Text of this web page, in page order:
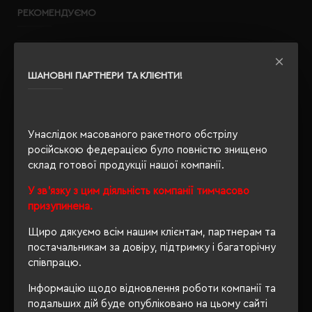
ШАНОВНІ ПАРТНЕРИ ТА КЛІЄНТИ!
Унаслідок масованого ракетного обстрілу
російською федерацією було повністю знищено
склад готової продукції нашої компанії.
У зв'язку з цим діяльність компанії тимчасово
призупинена.
Щиро дякуємо всім нашим клієнтам, партнерам та
постачальникам за довіру, підтримку і багаторічну
співпрацю.
Інформацію щодо відновлення роботи компанії та
подальших дій буде опубліковано на цьому сайті
РЕКОМЕНДУЄМО